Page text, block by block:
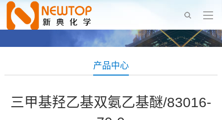
产品中心
三甲基羟乙基双氨乙基醚/83016-